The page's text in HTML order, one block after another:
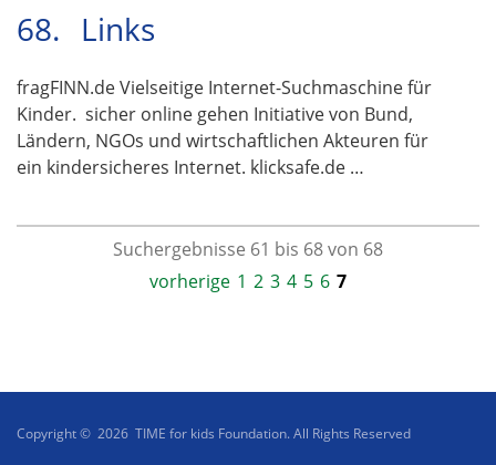
68. Links
fragFINN.de Vielseitige Internet-Suchmaschine für
Kinder. sicher online gehen Initiative von Bund,
Ländern, NGOs und wirtschaftlichen Akteuren für
ein kindersicheres Internet. klicksafe.de …
Suchergebnisse 61 bis 68 von 68
vorherige 1 2 3 4 5 6 7
Copyright © 2026 TIME for kids Foundation. All Rights Reserved